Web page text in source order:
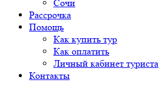
Сочи
Рассрочка
Помощь
Как купить тур
Как оплатить
Личный кабинет туриста
Контакты